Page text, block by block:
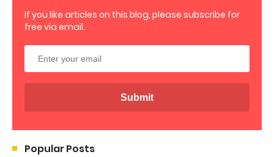
If you like articles on this blog, please subscribe for
free via email.
Popular Posts